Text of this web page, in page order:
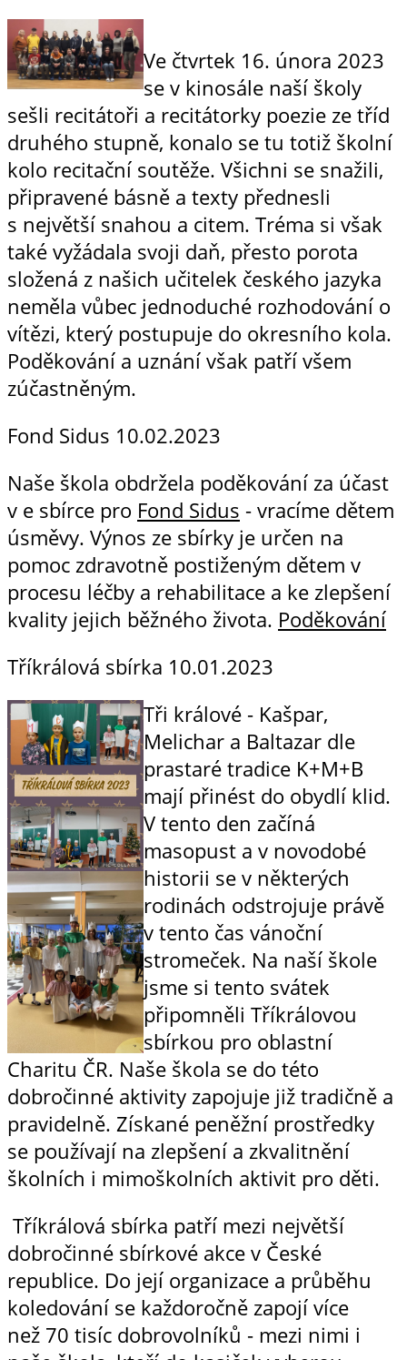
Ve čtvrtek 16. února 2023
se v kinosále naší školy
sešli recitátoři a recitátorky poezie ze tříd
druhého stupně, konalo se tu totiž školní
kolo recitační soutěže. Všichni se snažili,
připravené básně a texty přednesli
s největší snahou a citem. Tréma si však
také vyžádala svoji daň, přesto porota
složená z našich učitelek českého jazyka
neměla vůbec jednoduché rozhodování o
vítězi, který postupuje do okresního kola.
Poděkování a uznání však patří všem
zúčastněným.
Fond Sidus 10.02.2023
Naše škola obdržela poděkování za účast
v e sbírce pro Fond Sidus - vracíme dětem
úsměvy. Výnos ze sbírky je určen na
pomoc zdravotně postiženým dětem v
procesu léčby a rehabilitace a ke zlepšení
kvality jejich běžného života. Poděkování
Tříkrálová sbírka 10.01.2023
Tři králové - Kašpar,
Melichar a Baltazar dle
prastaré tradice K+M+B
mají přinést do obydlí klid.
V tento den začíná
masopust a v novodobé
historii se v některých
rodinách odstrojuje právě
v tento čas vánoční
stromeček. Na naší škole
jsme si tento svátek
připomněli Tříkrálovou
sbírkou pro oblastní
Charitu ČR. Naše škola se do této
dobročinné aktivity zapojuje již tradičně a
pravidelně. Získané peněžní prostředky
se používají na zlepšení a zkvalitnění
školních i mimoškolních aktivit pro děti.
Tříkrálová sbírka patří mezi největší
dobročinné sbírkové akce v České
republice. Do její organizace a průběhu
koledování se každoročně zapojí více
než 70 tisíc dobrovolníků - mezi nimi i